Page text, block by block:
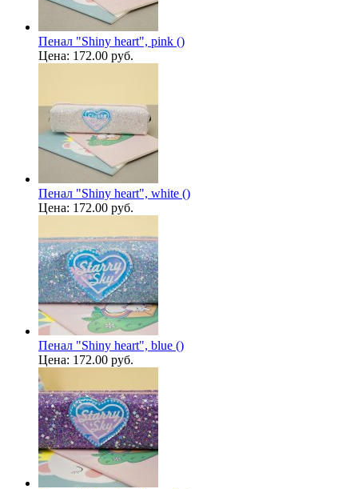
Пенал "Shiny heart", pink ()
Цена: 172.00 руб.
Пенал "Shiny heart", white ()
Цена: 172.00 руб.
Пенал "Shiny heart", blue ()
Цена: 172.00 руб.